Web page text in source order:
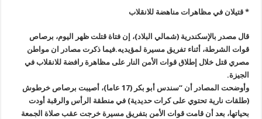
* قتيلان في مظاهرات مناهضة للانقلاب
قال مصدر بالإسكندرية (شمالي البلاد)، إن فتاة قتلت ظهر اليوم، برصاص
قوات الشرطة، أثناء تفريق مسيرة لمؤيديه.فيما ذكرت مصادر ان مواطن
مصري قتل خلال إطلاق قوات الأمن النار على مظاهرة رافضة للانقلاب في
الجيزة.
وأوضحت المصادر أن “سندس أبو بكر (17 عاما)، أصيبت برصاص خرطوش
(طلقات نارية تحتوي على كرات حديدية) في منطقة الرأس والرقبة أودت
بحياتها، بعد أن قامت قوات الأمن بتفريق مسيرة خرجت عقب صلاة الجمعة